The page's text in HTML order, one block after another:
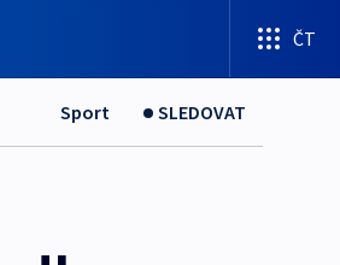
ČT
Sport SLEDOVAT